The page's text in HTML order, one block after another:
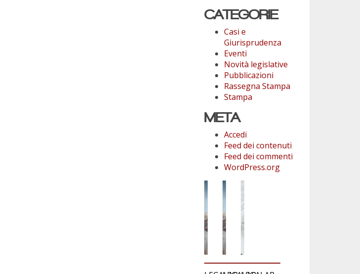
CATEGORIE
Casi e
Giurisprudenza
Eventi
Novità legislative
Pubblicazioni
Rassegna Stampa
Stampa
META
Accedi
Feed dei contenuti
Feed dei commenti
WordPress.org